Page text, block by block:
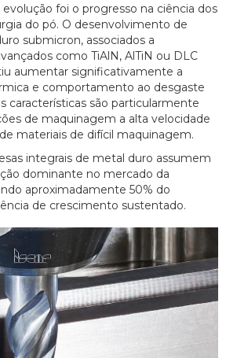
foi o progresso na ciência dos
do pó. O desenvolvimento de
submicron, associados a
como TiAlN, AlTiN ou DLC
aumentar significativamente a
e comportamento ao desgaste
características são particularmente
de maquinagem a alta velocidade
materiais de difícil maquinagem.
integrais de metal duro assumem
dominante no mercado da
aproximadamente 50% do
de crescimento sustentado.